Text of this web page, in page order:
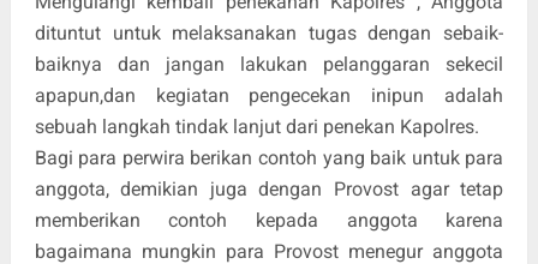
dituntut untuk melaksanakan tugas dengan sebaik-
baiknya dan jangan lakukan pelanggaran sekecil
apapun,dan kegiatan pengecekan inipun adalah
sebuah langkah tindak lanjut dari penekan Kapolres.
Bagi para perwira berikan contoh yang baik untuk para
anggota, demikian juga dengan Provost agar tetap
memberikan contoh kepada anggota karena
bagaimana mungkin para Provost menegur anggota